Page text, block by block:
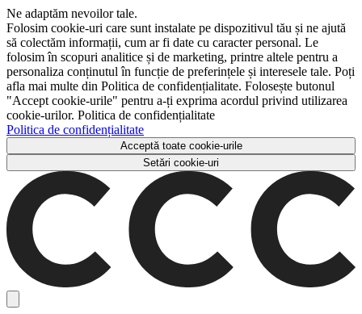
Ne adaptăm nevoilor tale.
Folosim cookie-uri care sunt instalate pe dispozitivul tău și ne ajută
să colectăm informații, cum ar fi date cu caracter personal. Le
folosim în scopuri analitice și de marketing, printre altele pentru a
personaliza conținutul în funcție de preferințele și interesele tale. Poți
afla mai multe din Politica de confidențialitate. Folosește butonul
"Accept cookie-urile" pentru a-ți exprima acordul privind utilizarea
cookie-urilor. Politica de confidențialitate
Politica de confidențialitate
Acceptă toate cookie-urile
Setări cookie-uri